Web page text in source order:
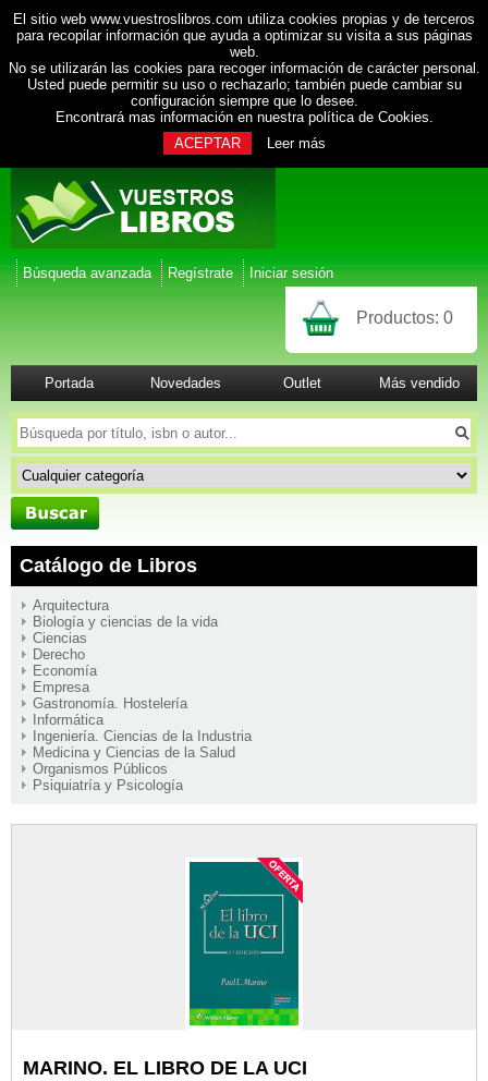
El sitio web www.vuestroslibros.com utiliza cookies propias y de terceros
para recopilar información que ayuda a optimizar su visita a sus páginas
web.
No se utilizarán las cookies para recoger información de carácter personal.
Usted puede permitir su uso o rechazarlo; también puede cambiar su
configuración siempre que lo desee.
Encontrará mas información en nuestra política de Cookies.
ACEPTAR
Leer más
Búsqueda avanzada Regístrate Iniciar sesión
Productos: 0
Portada Novedades Outlet Más vendido
Catálogo de Libros
Arquitectura
Biología y ciencias de la vida
Ciencias
Derecho
Economía
Empresa
Gastronomía. Hostelería
Informática
Ingeniería. Ciencias de la Industria
Medicina y Ciencias de la Salud
Organismos Públicos
Psiquiatría y Psicología
MARINO. EL LIBRO DE LA UCI